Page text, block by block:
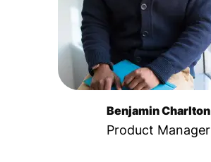
Benjamin Charlton
Product Manager